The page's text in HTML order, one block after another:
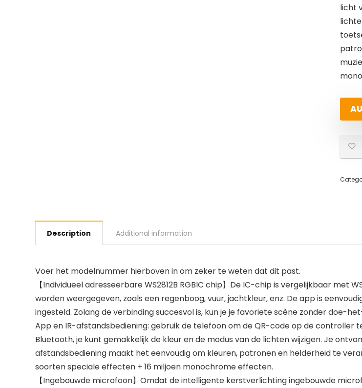
licht
Description Additional information
Voer het modelnummer hierboven in om zeker te weten dat dit past.
【Individueel adresseerbare WS2812B RGBIC chip】De IC-chip is vergelijkbaar
worden weergegeven, zoals een regenboog, vuur, jachtkleur, enz. De app is
ingesteld. Zolang de verbinding succesvol is, kun je je favoriete scène zonder doe-
App en IR-afstandsbediening: gebruik de telefoon om de QR-code op de controller
Bluetooth, je kunt gemakkelijk de kleur en de modus van de lichten wijzigen. Je
afstandsbediening maakt het eenvoudig om kleuren, patronen en helderheid te
soorten speciale effecten + 16 miljoen monochrome effecten.
【Ingebouwde microfoon】Omdat de intelligente kerstverlichting ingebouwde